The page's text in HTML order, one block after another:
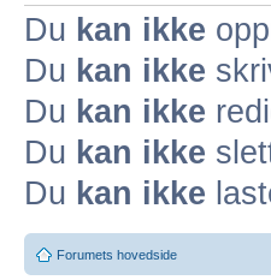
Du kan ikke
Du kan ikke
Du kan ikke
Du kan ikke
Du kan ikke
Forumets hovedside